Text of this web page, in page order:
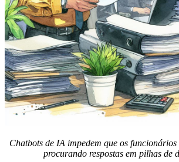
Chatbots de IA impedem que os
procurando respostas em pilhas de